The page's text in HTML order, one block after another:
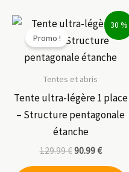
30 %
Promo !
Tentes et abris
Tente ultra-légère 1 place
– Structure pentagonale
étanche
129.99€90.99€